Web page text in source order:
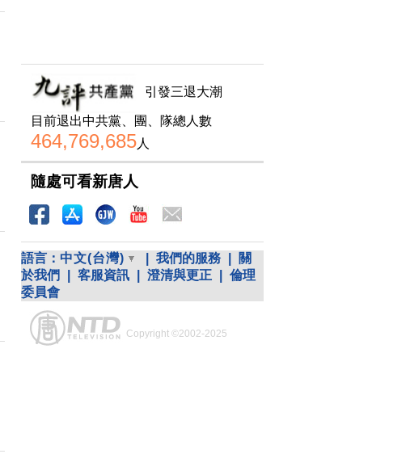
引發三退大潮
目前退出中共黨、團、隊總人數
464,769,685人
隨處可看新唐人
語言： 中文(台灣) 我們的服務
關
於我們
客服資訊 澄清與更正
倫理
委員會
Copyright ©2002-2025